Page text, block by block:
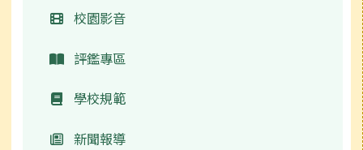
校園影音
評鑑專區
學校規範
新聞報導